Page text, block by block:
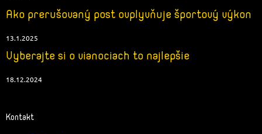
Ako prerušovaný post ovplyvňuje športový výkon
13.1.2025
Vyberajte si o vianociach to najlepšie
18.12.2024
Kontakt